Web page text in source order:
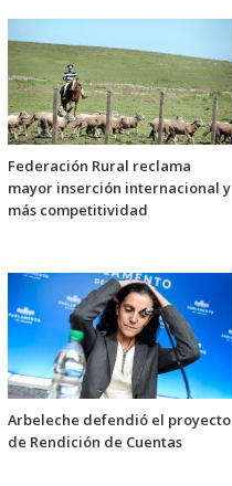
Federación Rural reclama
mayor inserción internacional y
más competitividad
Arbeleche defendió el proyecto
de Rendición de Cuentas